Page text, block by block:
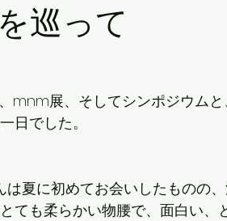
学生に学んでほしいこと
巡って
mnm展、そしてシンポジウム
日でした。
夏に初めてお会いしたものの
ても柔らかい物腰で、面白い、